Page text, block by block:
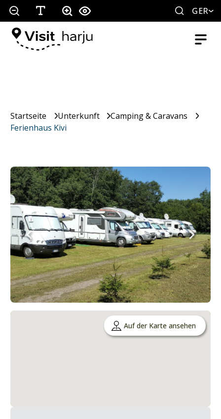
GER
Startseite Unterkunft
Camping & Caravans
Ferienhaus Kivi
Auf der Karte ansehen